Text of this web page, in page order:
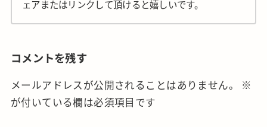
ェアまたはリンクして頂けると嬉しいです。
コメントを残す
メールアドレスが公開されることはありません。
※
が付いている欄は必須項目です